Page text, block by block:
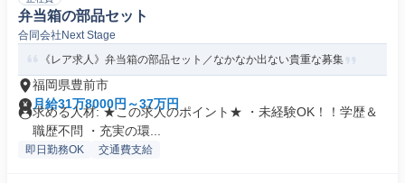
弁当箱の部品セット
合同会社Next Stage
《レア求人》弁当箱の部品セット／なかなか出ない貴重な募集
福岡県豊前市
月給31万8000円～37万円
求める人材: ★この求人のポイント★ ・未経験OK！！学歴＆
職歴不問 ・充実の環...
即日勤務OK 交通費支給